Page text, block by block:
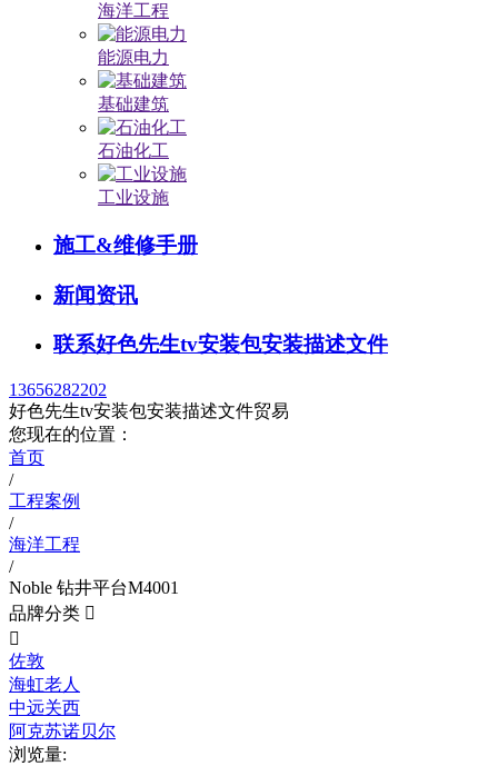
海洋工程
能源电力
基础建筑
石油化工
工业设施
施工&维修手册
新闻资讯
联系好色先生tv安装包安装描述文件
13656282202
好色先生tv安装包安装描述文件贸易
您现在的位置：
首页
/
工程案例
/
海洋工程
/
Noble 钻井平台M4001
品牌分类 

佐敦
海虹老人
中远关西
阿克苏诺贝尔
浏览量: